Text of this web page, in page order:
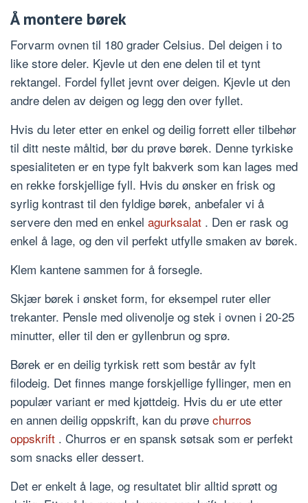
Å montere børek
Forvarm ovnen til 180 grader Celsius. Del deigen i to
like store deler. Kjevle ut den ene delen til et tynt
rektangel. Fordel fyllet jevnt over deigen. Kjevle ut den
andre delen av deigen og legg den over fyllet.
Hvis du leter etter en enkel og deilig forrett eller tilbehør
til ditt neste måltid, bør du prøve børek. Denne tyrkiske
spesialiteten er en type fylt bakverk som kan lages med
en rekke forskjellige fyll. Hvis du ønsker en frisk og
syrlig kontrast til den fyldige børek, anbefaler vi å
servere den med en enkel agurksalat . Den er rask og
enkel å lage, og den vil perfekt utfylle smaken av børek.
Klem kantene sammen for å forsegle.
Skjær børek i ønsket form, for eksempel ruter eller
trekanter. Pensle med olivenolje og stek i ovnen i 20-25
minutter, eller til den er gyllenbrun og sprø.
Børek er en deilig tyrkisk rett som består av fylt
filodeig. Det finnes mange forskjellige fyllinger, men en
populær variant er med kjøttdeig. Hvis du er ute etter
en annen deilig oppskrift, kan du prøve churros
oppskrift . Churros er en spansk søtsak som er perfekt
som snacks eller dessert.
Det er enkelt å lage, og resultatet blir alltid sprøtt og